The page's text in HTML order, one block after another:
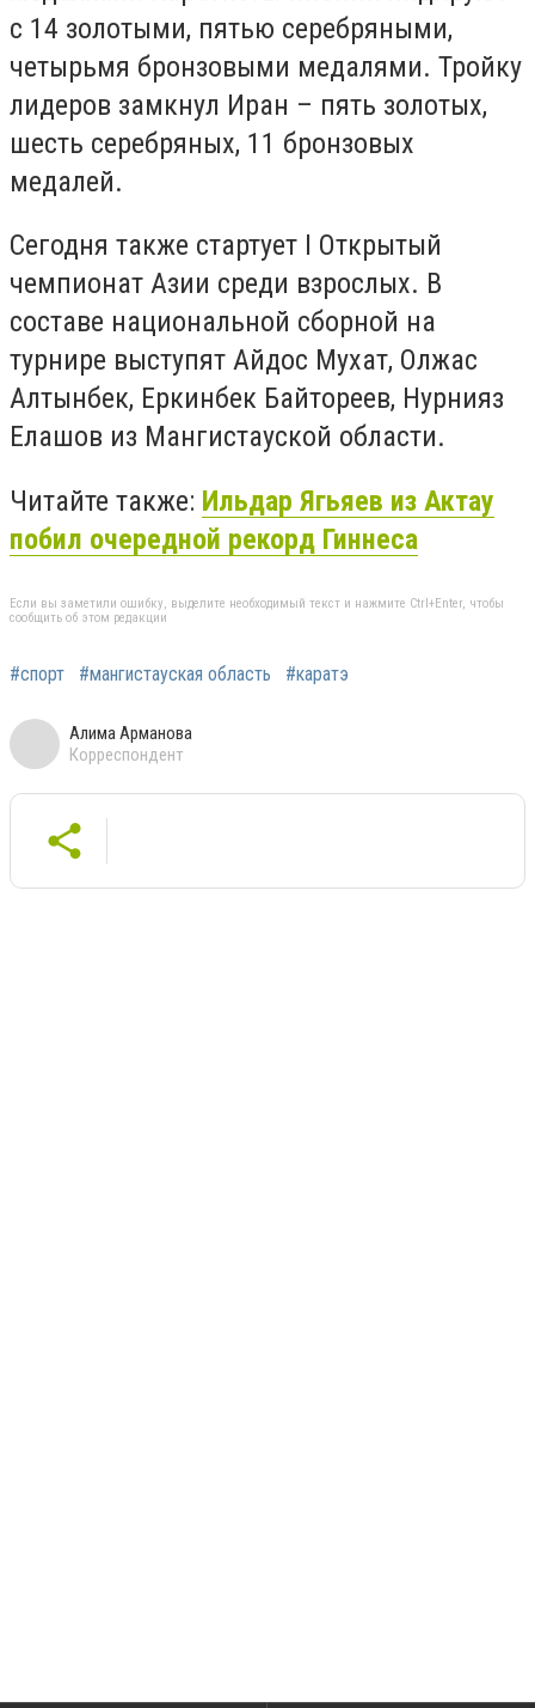
с 14 золотыми, пятью серебряными,
четырьмя бронзовыми медалями. Тройку
лидеров замкнул Иран – пять золотых,
шесть серебряных, 11 бронзовых
медалей.
Сегодня также стартует I Открытый
чемпионат Азии среди взрослых. В
составе национальной сборной на
турнире выступят Айдос Мухат, Олжас
Алтынбек, Еркинбек Байтореев, Нурнияз
Елашов из Мангистауской области.
Читайте также: Ильдар Ягьяев из Актау
побил очередной рекорд Гиннеса
Если вы заметили ошибку, выделите необходимый текст и нажмите Ctrl+Enter, чтобы
сообщить об этом редакции
#спорт #мангистауская область #каратэ
Алима Арманова
Корреспондент